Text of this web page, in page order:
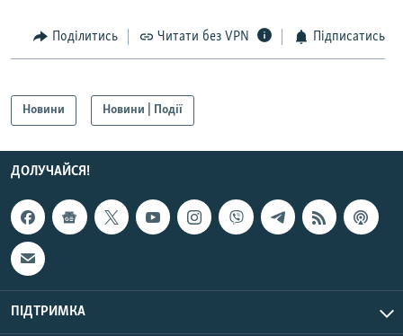
Поділитись Читати без VPN Підписатись
Новини Новини | Події
ДОЛУЧАЙСЯ!
ПІДТРИМКА